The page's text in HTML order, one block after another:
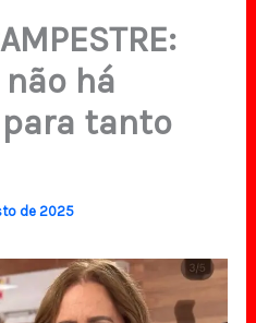
há
tanto
de 2025